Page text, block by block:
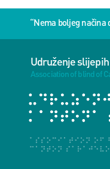
“Nema boljeg
Udruženje
Association of blind of